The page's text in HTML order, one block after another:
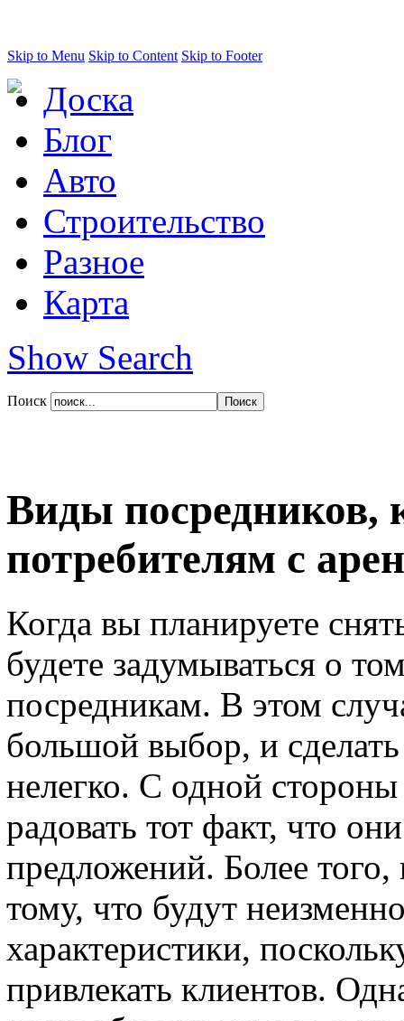
Skip to Menu Skip to Content Skip to Footer
Доска
Блог
Авто
Строительство
Разное
Карта
Show Search
Поиск
Виды посредников,
потребителям с
Когда вы планируете
будете задумываться о
посредникам. В этом
большой выбор, и
нелегко. С одной
радовать тот факт, что
предложений. Более того,
тому, что будут
характеристики,
привлекать клиентов.